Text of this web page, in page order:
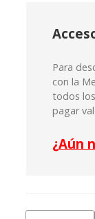
Para
con la
todos
pagar
¿Aún